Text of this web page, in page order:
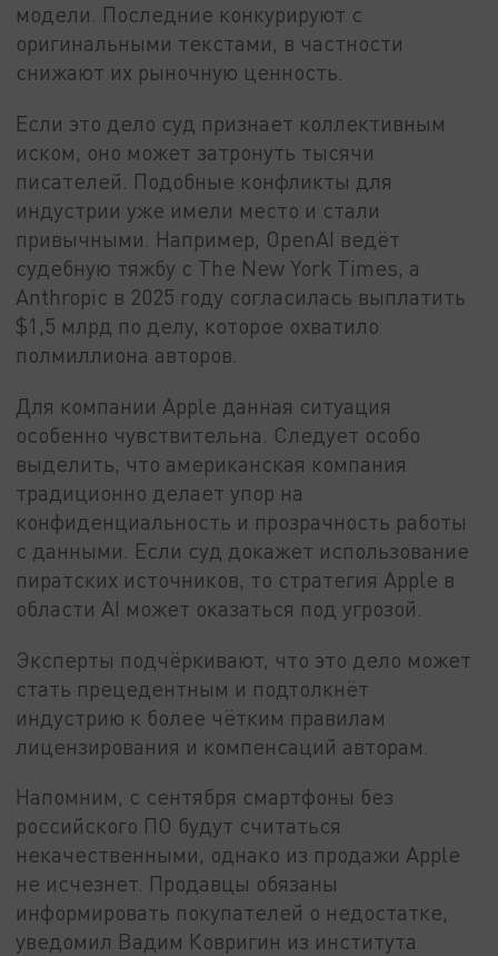
модели. Последние конкурируют с
оригинальными текстами, в частности
снижают их рыночную ценность.
Если это дело суд признает коллективным
иском, оно может затронуть тысячи
писателей. Подобные конфликты для
индустрии уже имели место и стали
привычными. Например, OpenAI ведёт
судебную тяжбу с The New York Times, а
Anthropic в 2025 году согласилась выплатить
$1,5 млрд по делу, которое охватило
полмиллиона авторов.
Для компании Apple данная ситуация
особенно чувствительна. Следует особо
выделить, что американская компания
традиционно делает упор на
конфиденциальность и прозрачность работы
с данными. Если суд докажет использование
пиратских источников, то стратегия Apple в
области AI может оказаться под угрозой.
Эксперты подчёркивают, что это дело может
стать прецедентным и подтолкнёт
индустрию к более чётким правилам
лицензирования и компенсаций авторам.
Напомним, с сентября смартфоны без
российского ПО будут считаться
некачественными, однако из продажи Apple
не исчезнет. Продавцы обязаны
информировать покупателей о недостатке,
уведомил Вадим Ковригин из института